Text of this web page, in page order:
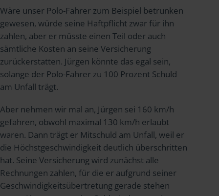
Wäre unser Polo-Fahrer zum Beispiel betrunken
gewesen, würde seine Haftpflicht zwar für ihn
zahlen, aber er müsste einen Teil oder auch
sämtliche Kosten an seine Versicherung
zurückerstatten. Jürgen könnte das egal sein,
solange der Polo-Fahrer zu 100 Prozent Schuld
am Unfall trägt.
Aber nehmen wir mal an, Jürgen sei 160 km/h
gefahren, obwohl maximal 130 km/h erlaubt
waren. Dann trägt er Mitschuld am Unfall, weil er
die Höchstgeschwindigkeit deutlich überschritten
hat. Seine Versicherung wird zunächst alle
Rechnungen zahlen, für die er aufgrund seiner
Geschwindigkeitsübertretung gerade stehen